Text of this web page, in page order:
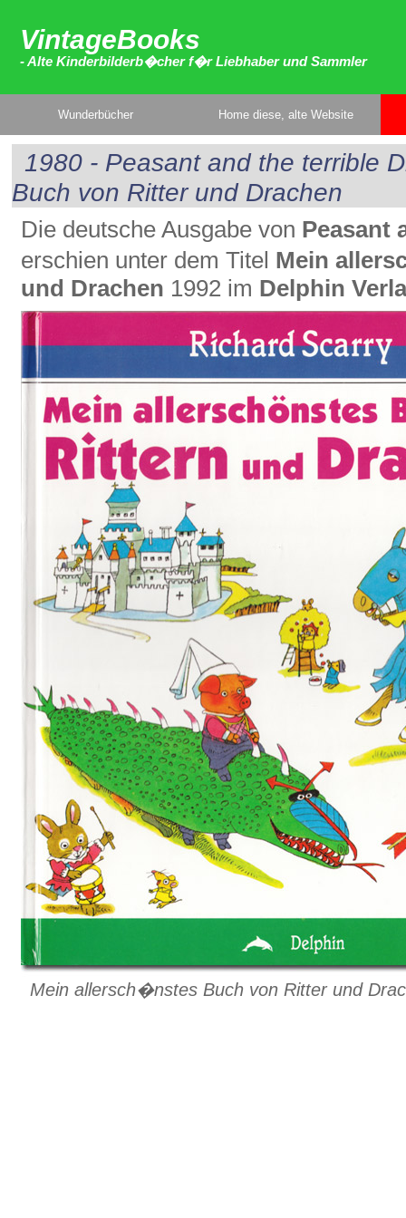
VintageBooks
- Alte Kinderbilderb�cher f�r Liebhaber und Sammler
Wunderbücher Home diese, alte Website
1980 - Peasant and the terrible
Buch von Ritter und Drachen
Die deutsche Ausgabe von Peasant
erschien unter dem Titel Mein
und Drachen 1992 im Delphin
Mein allersch�nstes Buch von Ritter und